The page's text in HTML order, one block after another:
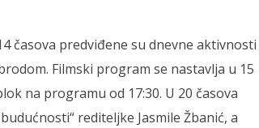
časova predviđene su dnevne aktivnosti
Filmski program se nastavlja u 15
na programu od 17:30. U 20 časova
rediteljke Jasmile Žbanić, a